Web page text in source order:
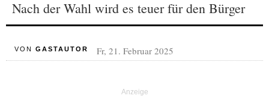
Nach der Wahl wird es teuer für den Bürger
VON GASTAUTOR Fr, 21. Februar 2025